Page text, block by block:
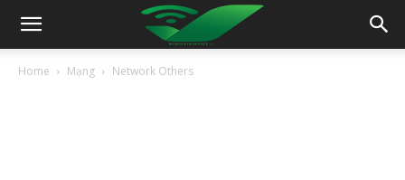
Home Mạng Network Others